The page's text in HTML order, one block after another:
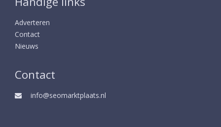
Adverteren
Contact
Nieuws
Contact
info@seomarktplaats.nl